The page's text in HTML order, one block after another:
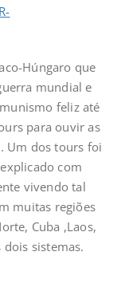
Húngaro que
mundial e
feliz até
para ouvir as
Um dos tours foi
com
vivendo tal
muitas regiões
Cuba ,Laos,
sistemas.